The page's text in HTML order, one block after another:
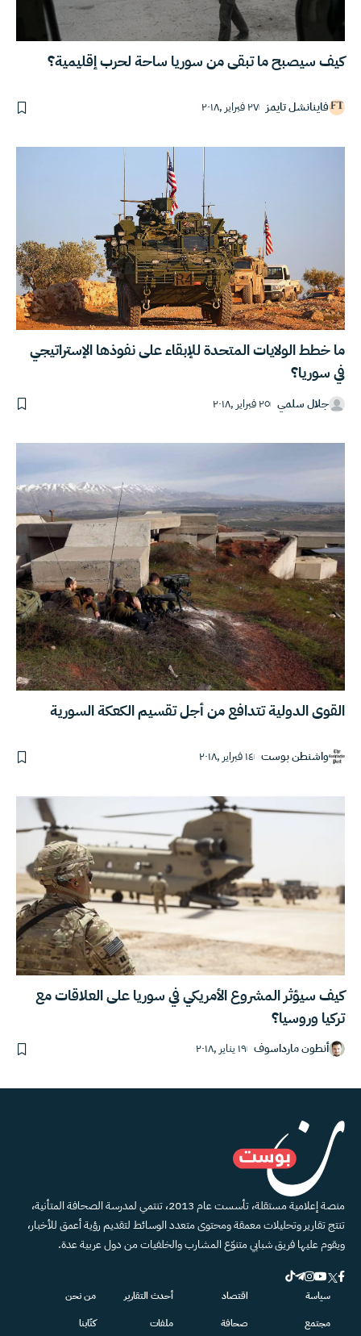
كيف سيصبح ما تبقى من سوريا ساحة لحرب إقليمية؟
فاينانشل تايمز ٢٧ فبراير ,٢٠١٨
ما خطط الولايات المتحدة للإبقاء على نفوذها الإستراتيجي
في سوريا؟
جلال سلمي ٢٥ فبراير ,٢٠١٨
القوى الدولية تتدافع من أجل تقسيم الكعكة السورية
واشنطن بوست ١٤ فبراير ,٢٠١٨
كيف سيؤثر المشروع الأمريكي في سوريا على العلاقات مع
تركيا وروسيا؟
أنطون مارداسوف ١٩ يناير ,٢٠١٨
منصة إعلامية مستقلة، تأسست عام 2013، تنتمي لمدرسة الصحافة المتأنية،
تنتج تقارير وتحليلات معمقة ومحتوى متعدد الوسائط لتقديم رؤية أعمق للأخبار،
ويقوم عليها فريق شبابي متنوّع المشارب والخلفيات من دول عربية عدة.
سياسة
مجتمع
اقتصاد
صحافة
أحدث التقارير
ملفات
من نحن
كتّابنا